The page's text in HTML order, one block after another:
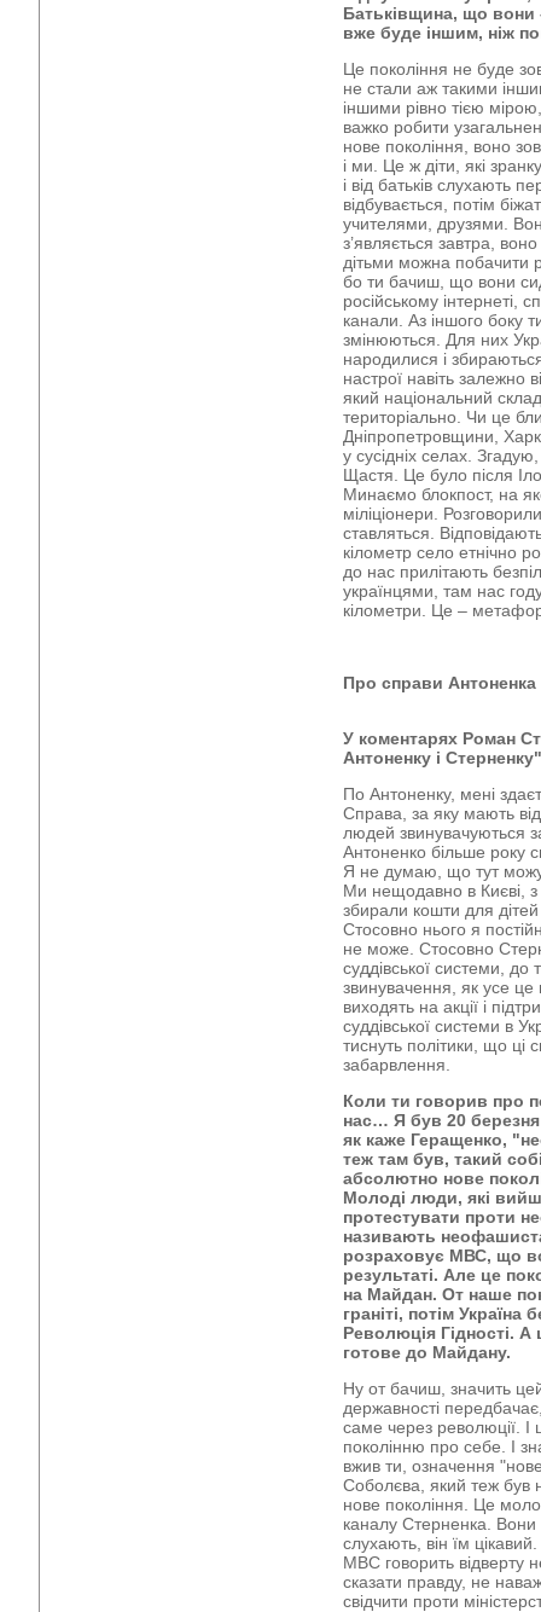
Батьківщина, що вони
вже буде іншим, ніж
Це покоління не буде
не стали аж такими
іншими рівно тією
важко робити
нове покоління, воно
і ми. Це ж діти, які
і від батьків слухають
відбувається, потім
учителями, друзями.
з’являється завтра,
дітьми можна побачити
бо ти бачиш, що вони
російському інтернеті,
канали. Аз іншого боку
змінюються. Для них
народилися і
настрої навіть залежно
який національний
територіально. Чи це
Дніпропетровщини,
у сусідніх селах.
Щастя. Це було після
Минаємо блокпост, на
міліціонери.
ставляться.
кілометр село етнічно
до нас прилітають
українцями, там нас
кілометри. Це –
Про справи Антоненка
У коментарях Роман
Антоненку і
По Антоненку, мені
Справа, за яку мають
людей звинувачуються
Антоненко більше року
Я не думаю, що тут
Ми нещодавно в Києві,
збирали кошти для
Стосовно нього я
не може. Стосовно
суддівської системи, до
звинувачення, як усе
виходять на акції і
суддівської системи в
тиснуть політики, що ці
забарвлення.
Коли ти говорив про
нас… Я був 20
як каже Геращенко,
теж там був, такий
абсолютно нове
Молоді люди, які
протестувати проти
називають
розраховує МВС, що
результаті. Але це
на Майдан. От наше
граніті, потім
Революція Гідності.
готове до Майдану.
Ну от бачиш, значить
державності
саме через революції. І
поколінню про себе. І
вжив ти, означення
Соболєва, який теж був
нове покоління. Це
каналу Стерненка. Вони
слухають, він їм
МВС говорить відверту
сказати правду, не
свідчити проти